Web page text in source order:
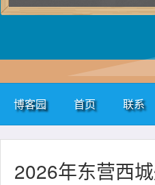
博客园 首页 联系
2026年东营西